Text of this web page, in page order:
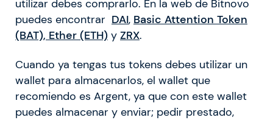
utilizar debes comprarlo. En la web de Bitnovo
puedes encontrar DAI, Basic Attention Token
(BAT), Ether (ETH) y ZRX.
Cuando ya tengas tus tokens debes utilizar un
wallet para almacenarlos, el wallet que
recomiendo es Argent, ya que con este wallet
puedes almacenar y enviar; pedir prestado,